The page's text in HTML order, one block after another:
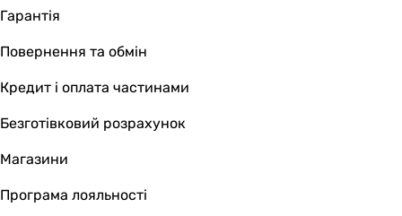
Гарантія
Повернення та обмін
Кредит і оплата частинами
Безготівковий розрахунок
Магазини
Програма лояльності